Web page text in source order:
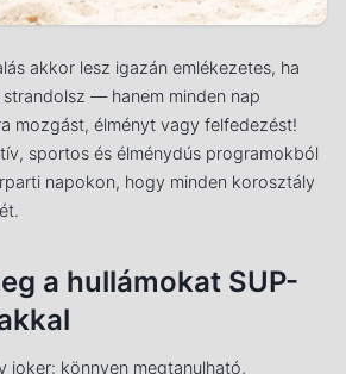
akkor lesz igazán emlékezetes, ha
— hanem minden nap
mozgást, élményt vagy felfedezést!
sportos és élménydús programokból
napokon, hogy minden korosztály
a hullámokat SUP-
joker: könnyen megtanulható,